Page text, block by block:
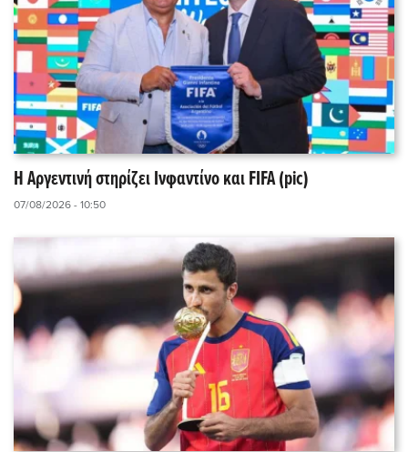
Η Αργεντινή στηρίζει Ινφαντίνο και FIFA (pic)
07/08/2026 - 10:50